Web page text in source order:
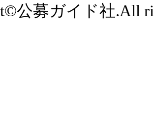
公募ガイド社.All